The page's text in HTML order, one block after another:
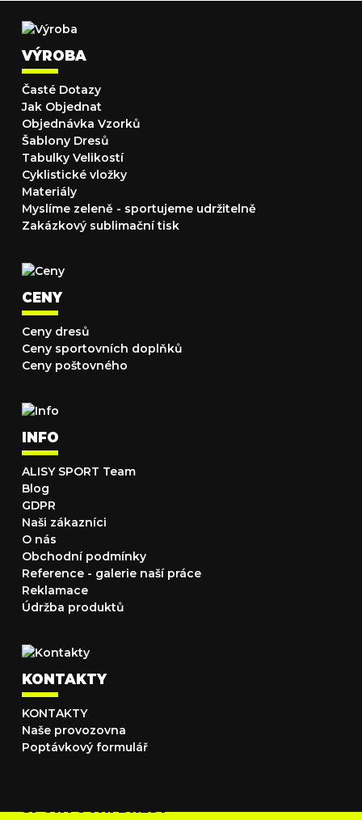
VÝROBA
Časté Dotazy
Jak Objednat
Objednávka Vzorků
Šablony Dresů
Tabulky Velikostí
Cyklistické vložky
Materiály
Myslíme zeleně - sportujeme udržitelně
Zakázkový sublimační tisk
CENY
Ceny dresů
Ceny sportovních doplňků
Ceny poštovného
INFO
ALISY SPORT Team
Blog
GDPR
Naši zákazníci
O nás
Obchodní podmínky
Reference - galerie naší práce
Reklamace
Údržba produktů
KONTAKTY
KONTAKTY
Naše provozovna
Poptávkový formulář